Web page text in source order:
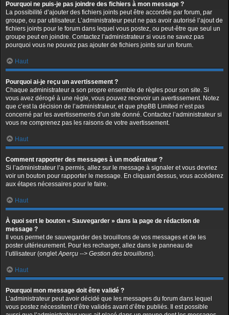
Pourquoi ne puis-je pas joindre des fichiers à mon message ?
La possibilité d’ajouter des fichiers joints peut être accordée par forum, par
groupe, ou par utilisateur. L’administrateur peut ne pas avoir autorisé l’ajout de
fichiers joints pour le forum dans lequel vous postez, ou peut-être que seul un
groupe peut en joindre. Contactez l’administrateur si vous ne savez pas
pourquoi vous ne pouvez pas ajouter de fichiers joints sur un forum.
Haut
Pourquoi ai-je reçu un avertissement ?
Chaque administrateur a son propre ensemble de règles pour son site. Si
vous avez dérogé à une règle, vous pouvez recevoir un avertissement. Notez
que c’est la décision de l’administrateur, et que phpBB Limited n’est pas
concerné par les avertissements d’un site donné. Contactez l’administrateur si
vous ne comprenez pas les raisons de votre avertissement.
Haut
Comment rapporter des messages à un modérateur ?
Si l’administrateur l’a permis, allez sur le message à signaler et vous devriez
voir un bouton pour rapporter le message. En cliquant dessus, vous accéderez
aux étapes nécessaires pour le faire.
Haut
À quoi sert le bouton « Sauvegarder » dans la page de rédaction de
message ?
Il vous permet de sauvegarder des brouillons de vos messages et de les
poster ultérieurement. Pour les recharger, allez dans le panneau de
l’utilisateur (ongletAperçu --> Gestion des brouillons).
Haut
Pourquoi mon message doit être validé ?
L’administrateur peut avoir décidé que les messages du forum dans lequel
vous postez nécessitent d’être validés avant d’être publiés. Il est possible